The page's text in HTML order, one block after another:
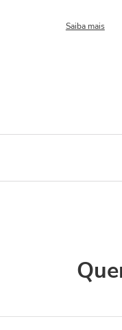
Saiba mais